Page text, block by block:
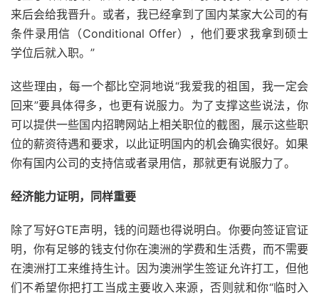
来后会给我晋升。或者，我已经拿到了国内某家大公司的有
条件录用信（Conditional Offer），他们要求我拿到硕士
学位后就入职。”
这些理由，每一个都比空洞地说“我爱我的祖国，我一定会
回来”要具体得多，也更有说服力。为了支撑这些说法，你
可以提供一些国内招聘网站上相关职位的截图，展示这些职
位的薪资待遇和要求，以此证明国内的机会确实很好。如果
你有国内公司的支持信或者录用信，那就更有说服力了。
经济能力证明，同样重要
除了写好GTE声明，钱的问题也得说明白。你要向签证官证
明，你有足够的钱支付你在澳洲的学费和生活费，而不需要
在澳洲打工来维持生计。因为澳洲学生签证允许打工，但他
们不希望你把打工当成主要收入来源，否则就和你“临时入